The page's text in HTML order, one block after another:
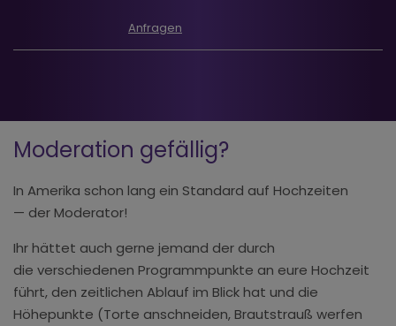
Anfragen
Moderation gefällig?
In Amerika schon lang ein Standard auf Hochzeiten
— der Moderator!
Ihr hättet auch gerne jemand der durch
die verschiedenen Programmpunkte an eure Hochzeit
führt, den zeitlichen Ablauf im Blick hat und die
Höhepunkte (Torte anschneiden, Brautstrauß werfen